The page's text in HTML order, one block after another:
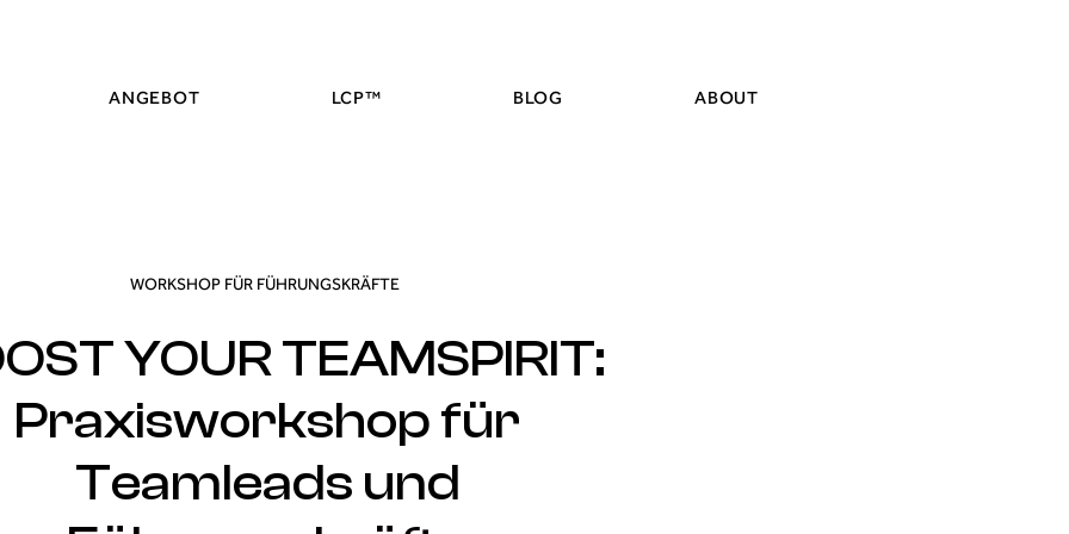
ANGEBOT LCP™ BLOG ABOUT
WORKSHOP FÜR FÜHRUNGSKRÄFTE
YOUR TEAMSPIRIT:
Praxisworkshop für
Teamleads und